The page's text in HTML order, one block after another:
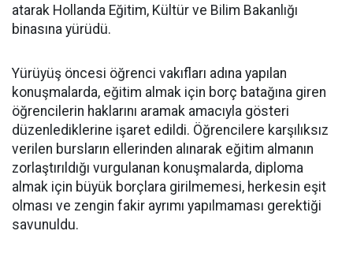
atarak Hollanda Eğitim, Kültür ve Bilim Bakanlığı
binasına yürüdü.
Yürüyüş öncesi öğrenci vakıfları adına yapılan
konuşmalarda, eğitim almak için borç batağına giren
öğrencilerin haklarını aramak amacıyla gösteri
düzenlediklerine işaret edildi. Öğrencilere karşılıksız
verilen bursların ellerinden alınarak eğitim almanın
zorlaştırıldığı vurgulanan konuşmalarda, diploma
almak için büyük borçlara girilmemesi, herkesin eşit
olması ve zengin fakir ayrımı yapılmaması gerektiği
savunuldu.